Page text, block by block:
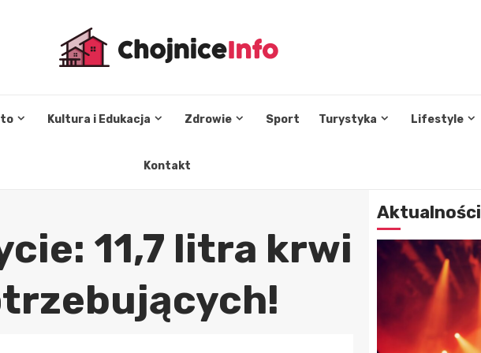
Kultura i Edukacja Zdrowie Sport Turystyka Lifestyle
Kontakt
11,7 litra krwi
Aktualności